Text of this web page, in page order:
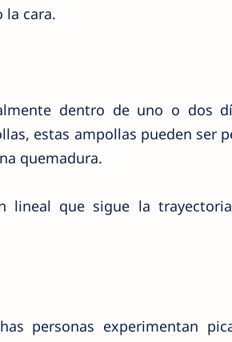
la cara.
dentro de uno o dos
estas ampollas pueden ser
quemadura.
lineal que sigue la
personas experimentan